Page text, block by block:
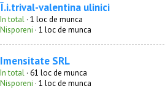
Î.i.trival-valentina ulinici
In total · 1 loc de munca
Nisporeni · 1 loc de munca
Imensitate SRL
In total · 61 loc de munca
Nisporeni · 1 loc de munca